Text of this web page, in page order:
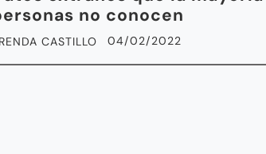
no conocen
CASTILLO 04/02/2022